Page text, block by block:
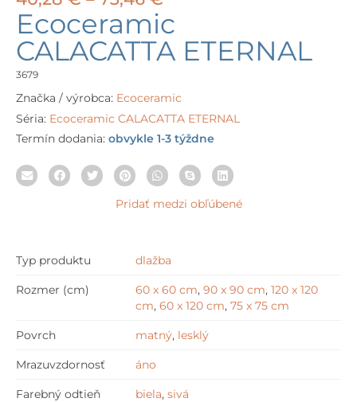
range:
40,28 €
through
73,46 €
Ecoceramic
CALACATTA ETERNAL
3679
Značka / výrobca: Ecoceramic
Séria: Ecoceramic CALACATTA ETERNAL
Termín dodania: obvykle 1-3 týždne
Pridať medzi obľúbené
Typ produktu dlažba
Rozmer (cm) 60 x 60 cm, 90 x 90 cm, 120 x 120
cm, 60 x 120 cm, 75 x 75 cm
Povrch matný, lesklý
Mrazuvzdornosť áno
Farebný odtieň biela, sivá